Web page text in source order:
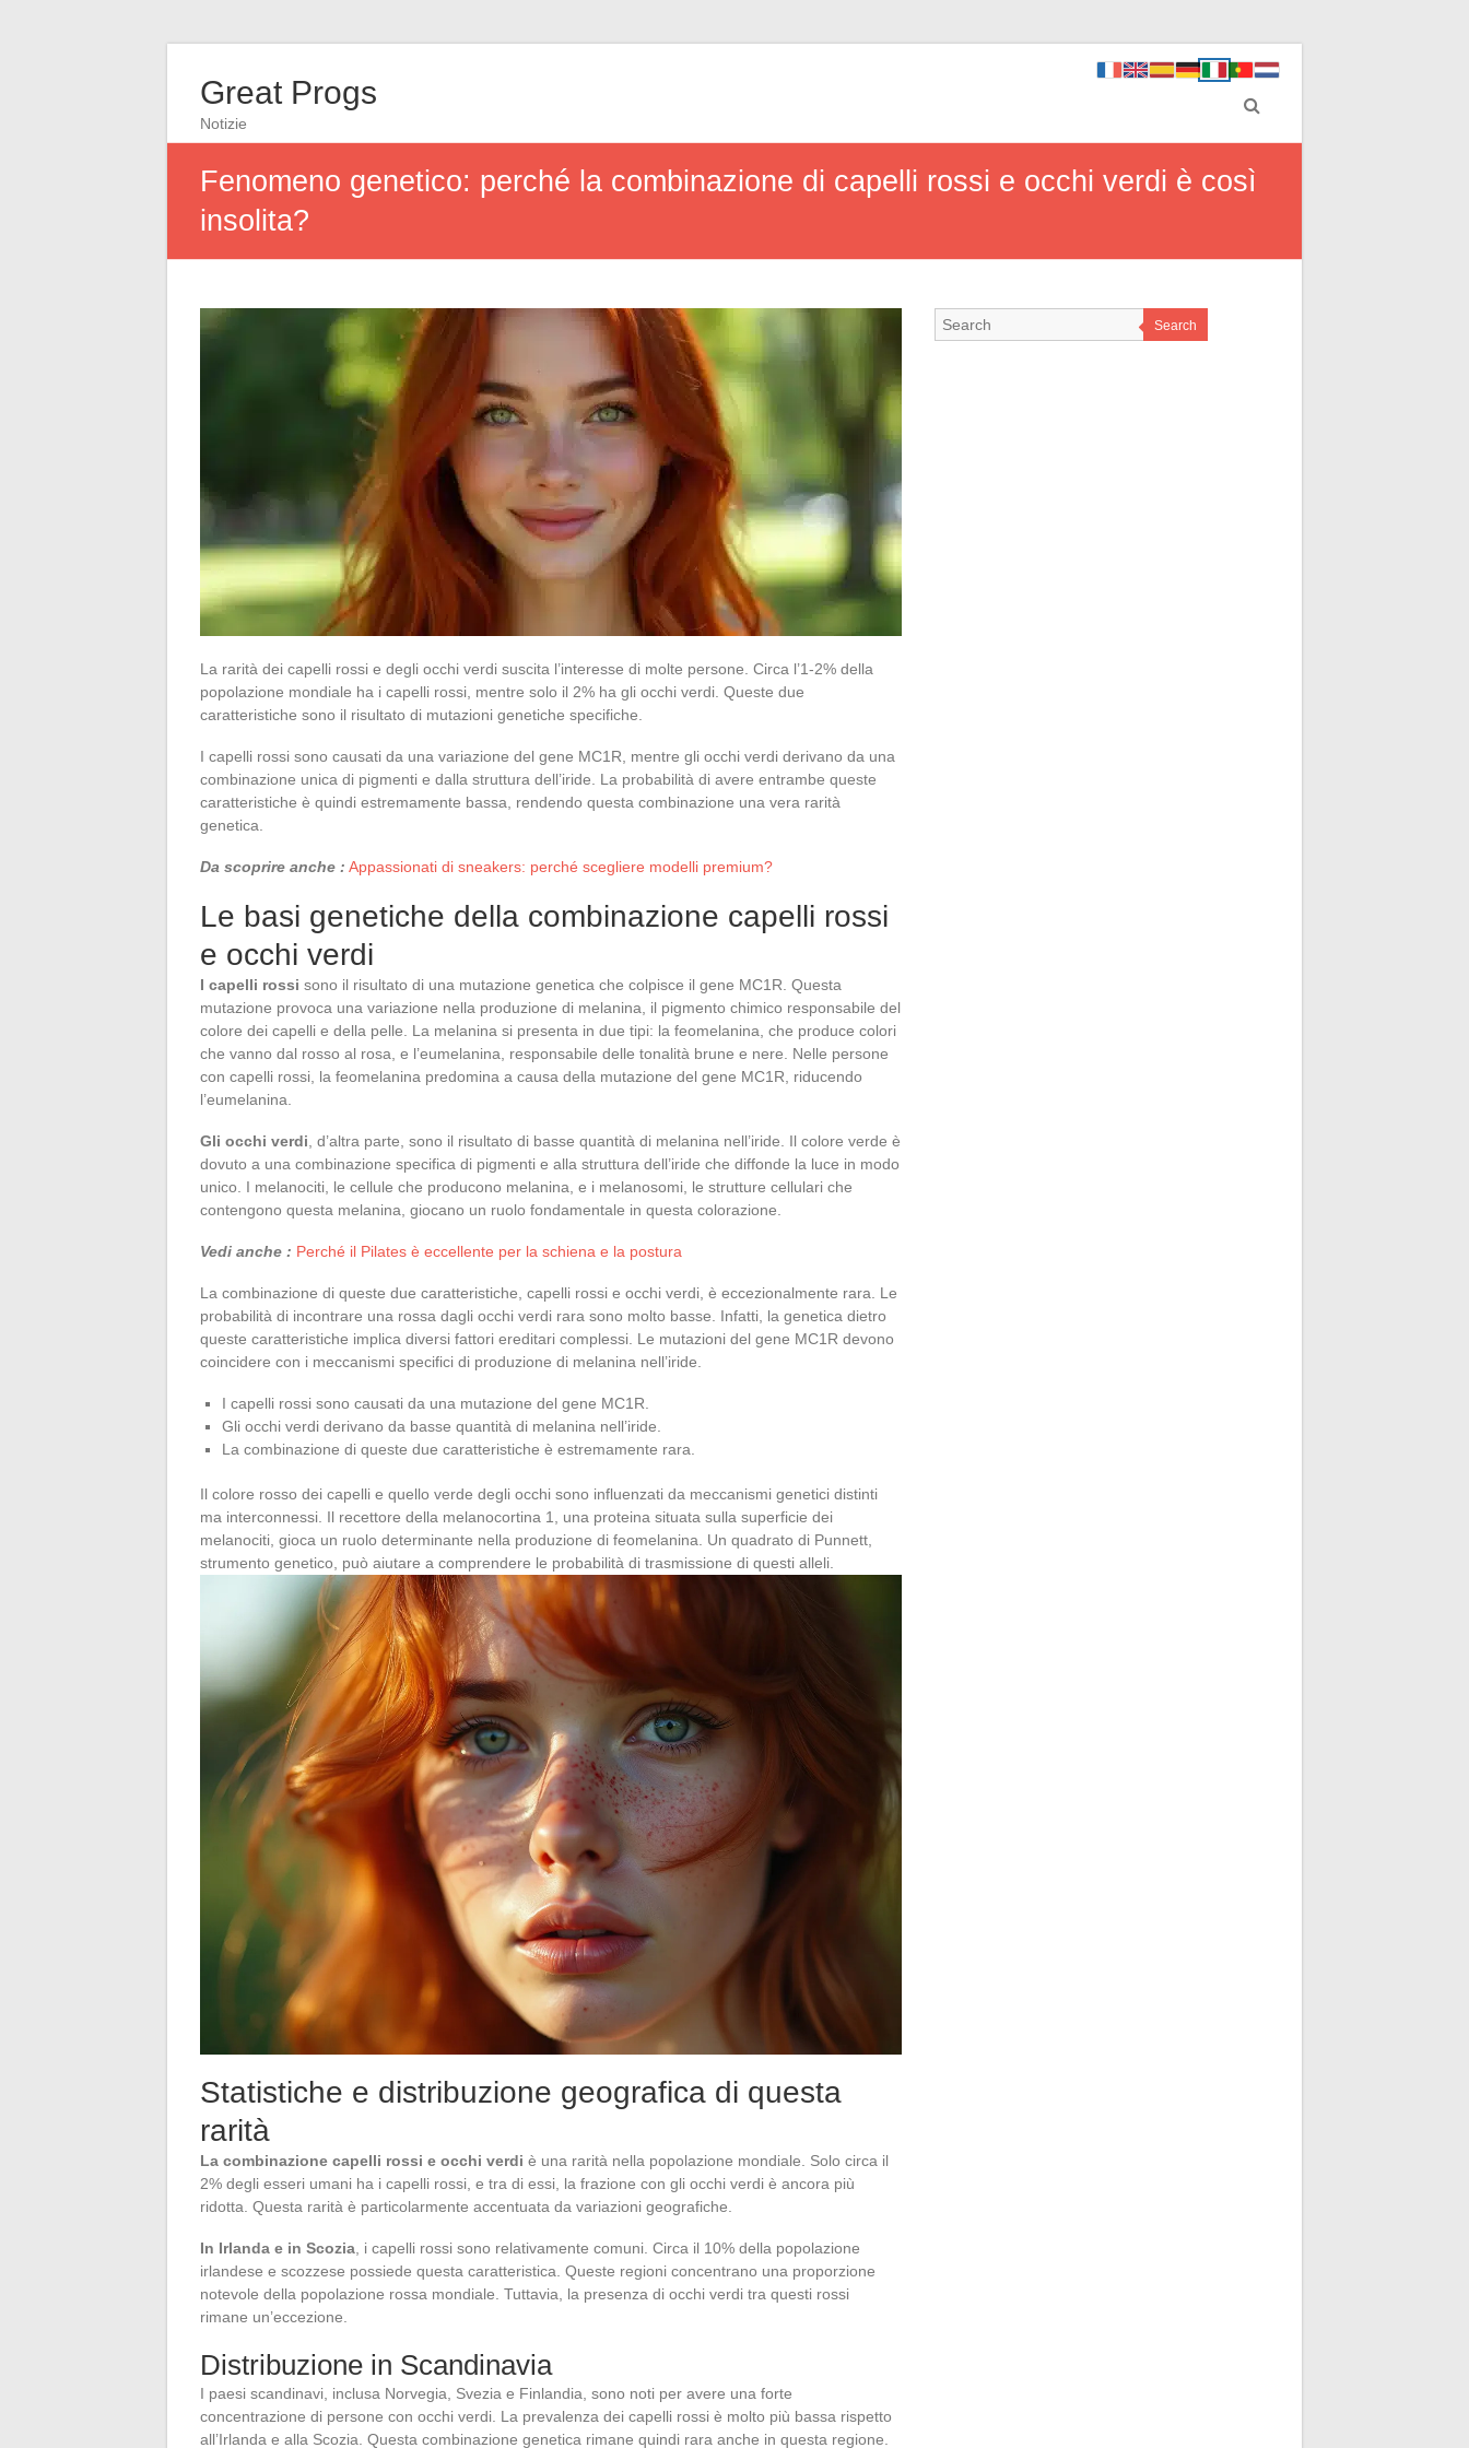
Great Progs
Notizie
Fenomeno genetico: perché la combinazione di capelli rossi e occhi verdi è così
insolita?
La rarità dei capelli rossi e degli occhi verdi suscita l’interesse di molte persone. Circa l’1-2% della
popolazione mondiale ha i capelli rossi, mentre solo il 2% ha gli occhi verdi. Queste due
caratteristiche sono il risultato di mutazioni genetiche specifiche.
I capelli rossi sono causati da una variazione del gene MC1R, mentre gli occhi verdi derivano da una
combinazione unica di pigmenti e dalla struttura dell’iride. La probabilità di avere entrambe queste
caratteristiche è quindi estremamente bassa, rendendo questa combinazione una vera rarità
genetica.
Da scoprire anche : Appassionati di sneakers: perché scegliere modelli premium?
Le basi genetiche della combinazione capelli rossi
e occhi verdi
I capelli rossi sono il risultato di una mutazione genetica che colpisce il gene MC1R. Questa
mutazione provoca una variazione nella produzione di melanina, il pigmento chimico responsabile del
colore dei capelli e della pelle. La melanina si presenta in due tipi: la feomelanina, che produce colori
che vanno dal rosso al rosa, e l’eumelanina, responsabile delle tonalità brune e nere. Nelle persone
con capelli rossi, la feomelanina predomina a causa della mutazione del gene MC1R, riducendo
l’eumelanina.
Gli occhi verdi , d’altra parte, sono il risultato di basse quantità di melanina nell’iride. Il colore verde è
dovuto a una combinazione specifica di pigmenti e alla struttura dell’iride che diffonde la luce in modo
unico. I melanociti, le cellule che producono melanina, e i melanosomi, le strutture cellulari che
contengono questa melanina, giocano un ruolo fondamentale in questa colorazione.
Vedi anche : Perché il Pilates è eccellente per la schiena e la postura
La combinazione di queste due caratteristiche, capelli rossi e occhi verdi, è eccezionalmente rara. Le
probabilità di incontrare una rossa dagli occhi verdi rara sono molto basse. Infatti, la genetica dietro
queste caratteristiche implica diversi fattori ereditari complessi. Le mutazioni del gene MC1R devono
coincidere con i meccanismi specifici di produzione di melanina nell’iride.
I capelli rossi sono causati da una mutazione del gene MC1R.
Gli occhi verdi derivano da basse quantità di melanina nell’iride.
La combinazione di queste due caratteristiche è estremamente rara.
Il colore rosso dei capelli e quello verde degli occhi sono influenzati da meccanismi genetici distinti
ma interconnessi. Il recettore della melanocortina 1, una proteina situata sulla superficie dei
melanociti, gioca un ruolo determinante nella produzione di feomelanina. Un quadrato di Punnett,
strumento genetico, può aiutare a comprendere le probabilità di trasmissione di questi alleli.
Statistiche e distribuzione geografica di questa
rarità
La combinazione capelli rossi e occhi verdi è una rarità nella popolazione mondiale. Solo circa il
2% degli esseri umani ha i capelli rossi, e tra di essi, la frazione con gli occhi verdi è ancora più
ridotta. Questa rarità è particolarmente accentuata da variazioni geografiche.
In Irlanda e in Scozia , i capelli rossi sono relativamente comuni. Circa il 10% della popolazione
irlandese e scozzese possiede questa caratteristica. Queste regioni concentrano una proporzione
notevole della popolazione rossa mondiale. Tuttavia, la presenza di occhi verdi tra questi rossi
rimane un’eccezione.
Distribuzione in Scandinavia
I paesi scandinavi, inclusa Norvegia, Svezia e Finlandia, sono noti per avere una forte
concentrazione di persone con occhi verdi. La prevalenza dei capelli rossi è molto più bassa rispetto
all’Irlanda e alla Scozia. Questa combinazione genetica rimane quindi rara anche in questa regione.
Search